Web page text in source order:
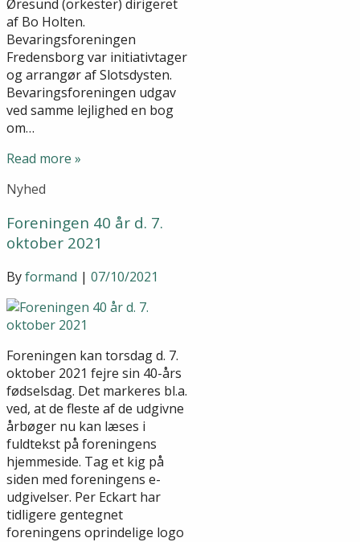
Øresund (orkester) dirigeret
af Bo Holten.
Bevaringsforeningen
Fredensborg var initiativtager
og arrangør af Slotsdysten.
Bevaringsforeningen udgav
ved samme lejlighed en bog
om…
Read more »
Nyhed
Foreningen 40 år d. 7.
oktober 2021
Byformand | 07/10/2021
Foreningen kan torsdag d. 7.
oktober 2021 fejre sin 40-års
fødselsdag. Det markeres bl.a.
ved, at de fleste af de udgivne
årbøger nu kan læses i
fuldtekst på foreningens
hjemmeside. Tag et kig på
siden med foreningens e-
udgivelser. Per Eckart har
tidligere gentegnet
foreningens oprindelige logo